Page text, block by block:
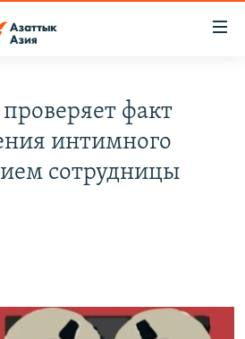
факт
интимного
сотрудницы